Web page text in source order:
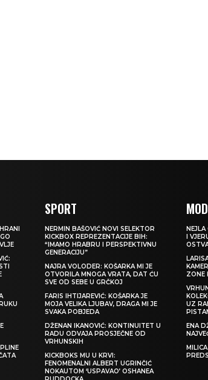
SPORT
NERMIN BAŠOVIĆ NOVI SELEKTOR
KICKBOX REPREZENTACIJE BIH:
“IMAMO HRABRU I PERSPEKTIVNU
GENERACIJU”
NAJRA VOLODER: KOŠARKA MI JE
OTVORILA MNOGA VRATA, DAT ĆU
SVE OD SEBE U GRČKOJ
FARIS IHTIJAREVIĆ: KOŠARKA JE
MOJA VELIKA LJUBAV, DRAGA MI JE
SVAKA POBJEDA
DŽENAN IKANOVIĆ: KONTINUITET U
RADU ODVAJA PROSJEČNE OD
VRHUNSKIH
KICKBOKS MU U KRVI:
FENOMENALNI ALBERT UGRINČIĆ
NOKAUTOM ‘USPAVAO’ OSHANEA
I
ZONE
UZ
ENA